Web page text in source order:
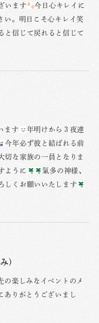
います
今日心キレイに
い。明日こそ心キレイ笑
と信じて戻れると信じて
ます
年明けから３夜連
今年必ず彼と結ばれる前
切な家族の一員となりま
ように
氣多の神様、
しくお願いいたします
)
の楽しみなイベントのメ
ありがとうございまし